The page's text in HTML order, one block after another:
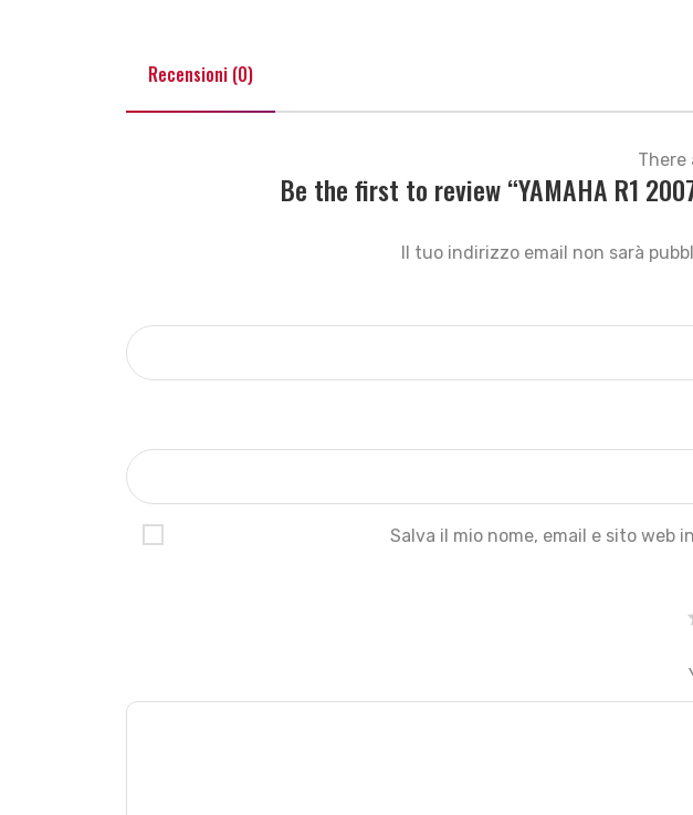
Recensioni (0)
There
Be the first to review “YAMAHA R1
Il tuo indirizzo email non sarà
Salva il mio nome, email e sito web